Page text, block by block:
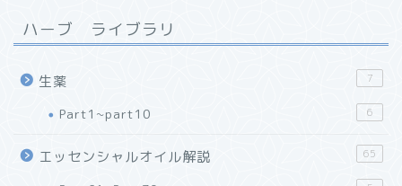
ハーブ ライブラリ
生薬 7
Part1~part10 6
エッセンシャルオイル解説 65